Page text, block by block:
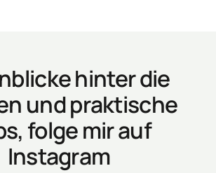
hinter die
und praktische
folge mir auf
Instagram